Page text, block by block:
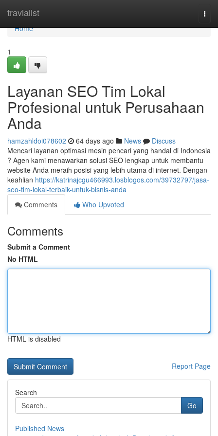
travialist
Home
Home
1
Layanan SEO Tim Lokal
Profesional untuk Perusahaan
Anda
hamzahldoi078602 64 days ago News
Discuss
Mencari layanan optimasi mesin pencari yang handal di Indonesia
? Agen kami menawarkan solusi SEO lengkap untuk membantu
website Anda meraih posisi yang lebih utama di internet. Dengan
keahlian https://katrinajcgu466993.losblogos.com/39732797/jasa-
seo-tim-lokal-terbaik-untuk-bisnis-anda
Comments
Who Upvoted
Comments
Submit a Comment
No HTML
HTML is disabled
Report Page
Search
Go
Published News